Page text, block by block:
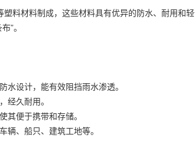
料材料制成，这些材料具有优异的防水、耐用和轻
布”。
水设计，能有效阻挡雨水渗透。
经久耐用。
其便于携带和存储。
辆、船只、建筑工地等。